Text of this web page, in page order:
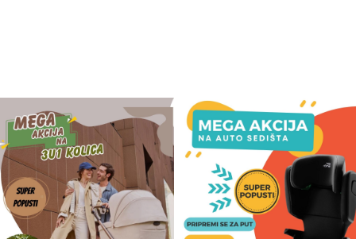
AKCIJA
Prodavnica
Call Centar
011 438 1 000